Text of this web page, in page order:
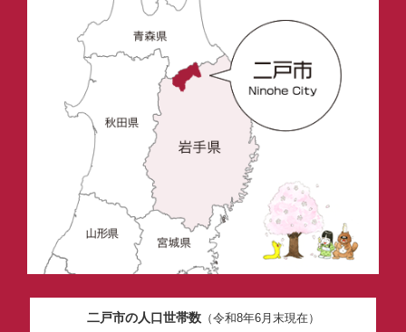
二戸市の人口世帯数（令和8年6月末現在）